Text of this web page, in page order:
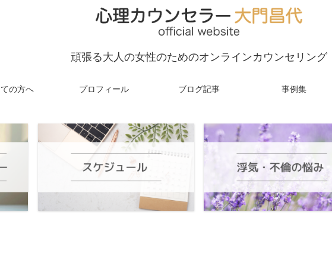
頑張る大人の女性のためのオンラインカウンセリング
の方へ プロフィール ブログ記事 事例集